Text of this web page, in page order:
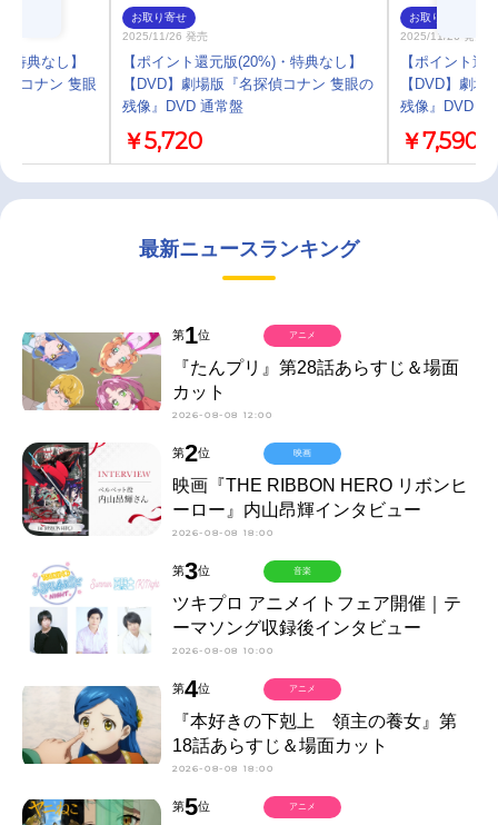
特典なし】
偵コナン 隻眼
お取り寄せ
2025/11/26 発売
【ポイント還元版(20%)・特典なし】
【DVD】劇場版『名探偵コナン 隻眼の
残像』DVD 通常盤
￥5,720
お取り寄せ
2025/11/26 発売
【ポイント還
【DVD】劇
残像』DVD 豪
￥7,590
最新ニュースランキング
第1位
『たんプリ』第28話あらすじ＆場面
カット
2026-08-08 12:00
アニメ
第2位
映画『THE RIBBON HERO リボンヒ
ーロー』内山昂輝インタビュー
2026-08-08 18:00
映画
第3位
ツキプロ アニメイトフェア開催｜テ
ーマソング収録後インタビュー
2026-08-08 10:00
音楽
第4位
『本好きの下剋上 領主の養女』第
18話あらすじ＆場面カット
2026-08-08 18:00
アニメ
第5位 アニメ